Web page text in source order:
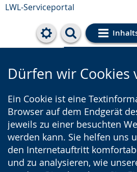
LWL-Serviceportal
Cookie-
Dürfen wir Cookies
Ein Cookie ist eine
Browser auf dem Endgerät
jeweils zu einer besuchten
werden kann. Sie helfen uns
den Internetauftritt
und zu analysieren, wie